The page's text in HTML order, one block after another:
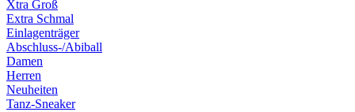
Xtra Groß
Extra Schmal
Einlagenträger
Abschluss-/Abiball
Damen
Herren
Neuheiten
Tanz-Sneaker